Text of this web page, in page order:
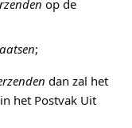
op de
;
dan zal het
het Postvak Uit